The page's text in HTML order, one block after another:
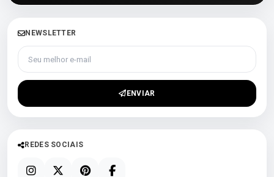
NEWSLETTER
Seu melhor e-mail
ENVIAR
REDES SOCIAIS